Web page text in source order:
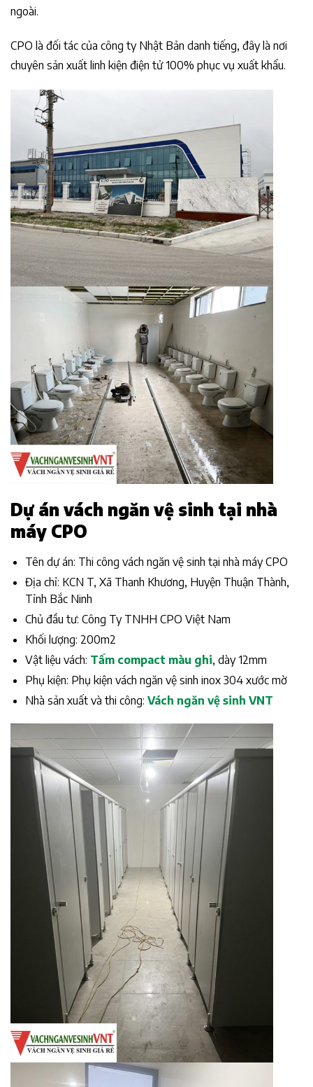
ngoài.
CPO là đối tác của công ty Nhật Bản danh tiếng, đây là nơi
chuyên sản xuất linh kiện điện tử 100% phục vụ xuất khẩu.
Dự án vách ngăn vệ sinh tại nhà
máy CPO
Tên dự án: Thi công vách ngăn vệ sinh tại nhà máy CPO
Địa chỉ: KCN T, Xã Thanh Khương, Huyện Thuận Thành,
Tỉnh Bắc Ninh
Chủ đầu tư: Công Ty TNHH CPO Việt Nam
Khối lượng: 200m2
Vật liệu vách: Tấm compact màu ghi, dày 12mm
Phụ kiện: Phụ kiện vách ngăn vệ sinh inox 304 xước mờ
Nhà sản xuất và thi công: Vách ngăn vệ sinh VNT